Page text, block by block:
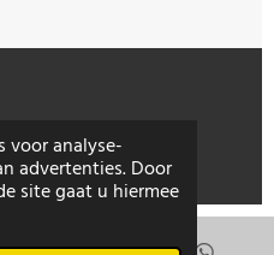
voor analyse-
advertenties. Door
site gaat u hiermee